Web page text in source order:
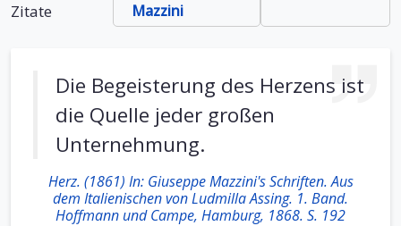
Zitate
Mazzini
Die Begeisterung des Herzens ist
die Quelle jeder großen
Unternehmung.
Herz. (1861) In: Giuseppe Mazzini's Schriften. Aus
dem Italienischen von Ludmilla Assing. 1. Band.
Hoffmann und Campe, Hamburg, 1868. S. 192